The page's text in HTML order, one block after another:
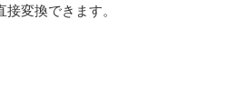
変換できます。